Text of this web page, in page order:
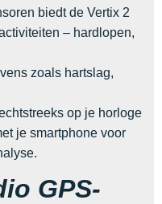
biedt de Vertix 2
– hardlopen,
zoals hartslag,
op je horloge
je smartphone voor
GPS-